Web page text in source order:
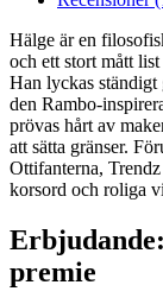
Hälge är en
och ett stort mått
Han lyckas
den Rambo-
prövas hårt av
att sätta gränser.
Ottifanterna,
korsord och roliga
premie